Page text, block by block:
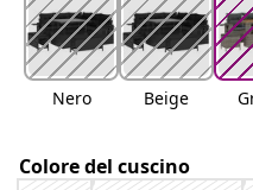
Nero Beige
Colore del cuscino